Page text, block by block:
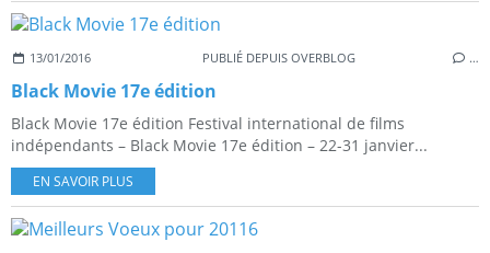
13/01/2016 PUBLIÉ DEPUIS OVERBLOG …
Black Movie 17e édition
Black Movie 17e édition Festival international de films
indépendants – Black Movie 17e édition – 22-31 janvier...
EN SAVOIR PLUS